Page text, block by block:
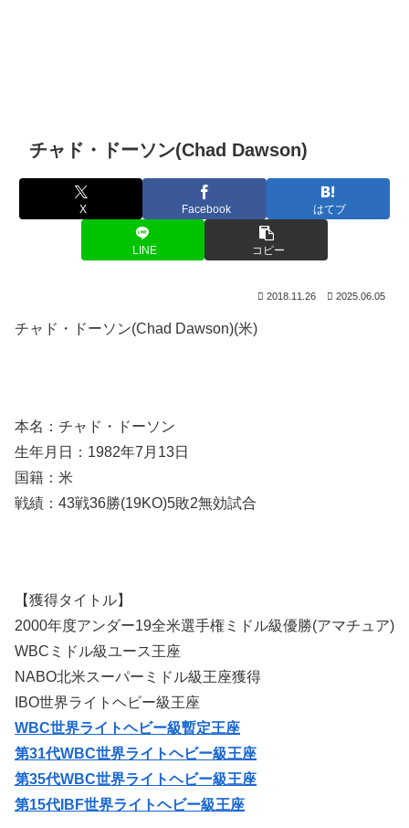
チャド・ドーソン(Chad Dawson)
X Facebook はてブ
LINE コピー
2018.11.26 2025.06.05
チャド・ドーソン(Chad Dawson)(米)
本名：チャド・ドーソン
生年月日：1982年7月13日
国籍：米
戦績：43戦36勝(19KO)5敗2無効試合
【獲得タイトル】
2000年度アンダー19全米選手権ミドル級優勝(アマチュア)
WBCミドル級ユース王座
NABO北米スーパーミドル級王座獲得
IBO世界ライトヘビー級王座
WBC世界ライトヘビー級暫定王座
第31代WBC世界ライトヘビー級王座
第35代WBC世界ライトヘビー級王座
第15代IBF世界ライトヘビー級王座